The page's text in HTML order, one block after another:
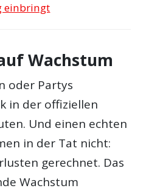
einbringt
Wachstum
oder Partys
in der offiziellen
Und einen echten
in der Tat nicht:
gerechnet. Das
Wachstum